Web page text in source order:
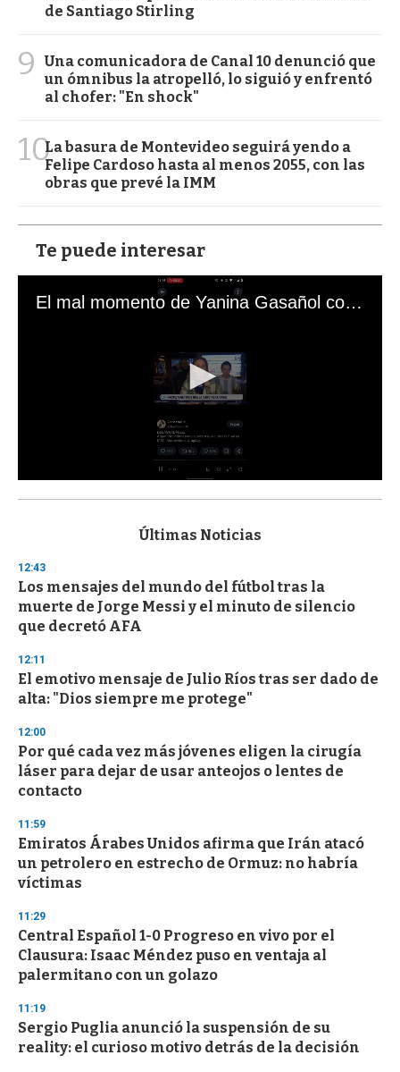
de Santiago Stirling
9
Una comunicadora de Canal 10 denunció que
un ómnibus la atropelló, lo siguió y enfrentó
al chofer: "En shock"
10La basura de Montevideo seguirá yendo a
Felipe Cardoso hasta al menos 2055, con las
obras que prevé la IMM
Te puede interesar
El mal momento de Yanina Gasañol con un hincha argentino en "Subrayado"
s
d
s
o
f
3
s
e
c
o
d
s
Últimas Noticias
12:43
Los mensajes del mundo del fútbol tras la
muerte de Jorge Messi y el minuto de silencio
que decretó AFA
12:11
El emotivo mensaje de Julio Ríos tras ser dado de
alta: "Dios siempre me protege"
12:00
Por qué cada vez más jóvenes eligen la cirugía
láser para dejar de usar anteojos o lentes de
contacto
11:59
Emiratos Árabes Unidos afirma que Irán atacó
un petrolero en estrecho de Ormuz: no habría
víctimas
11:29
Central Español 1-0 Progreso en vivo por el
Clausura: Isaac Méndez puso en ventaja al
palermitano con un golazo
11:19
Sergio Puglia anunció la suspensión de su
reality: el curioso motivo detrás de la decisión